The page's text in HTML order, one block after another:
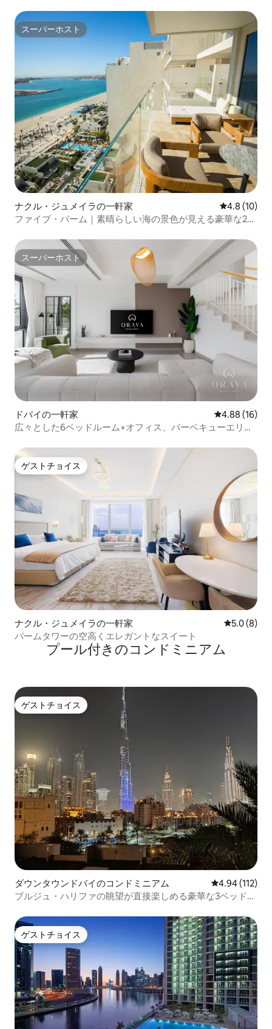
スーパーホスト
スーパーホスト
ナクル・ジュメイラの一軒家 レビュー10
4.8 (10)
ファイブ・パーム｜素晴らしい海の景色が見える豪華な2ベ
スーパーホスト
スーパーホスト
ドバイの一軒家 レビュー16
4.88 (16)
広々とした6ベッドルーム+オフィス、バーベキューエリア
ゲストチョイス
ゲストチョイス
ナクル・ジュメイラの一軒家 レビュー8
5.0 (8)
パームタワーの空高くエレガントなスイート
プール付きのコンドミニアム
ゲストチョイス
ゲストチョイス
ダウンタウンドバイのコンドミニアム レビュー112
4.94 (112)
ブルジュ・ハリファの眺望が直接楽しめる豪華な3ベッドル
ゲストチョイス
ゲストチョイス